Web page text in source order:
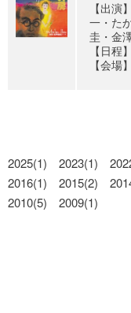
【出演
一・た
圭・金
【日程
【会場
2025(1) 2023(1)
2016(1)
2015(2)
2010(5)
2009(1)